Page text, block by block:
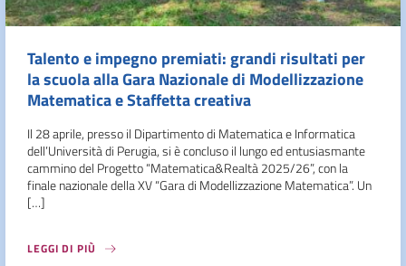
Talento e impegno premiati: grandi risultati per
la scuola alla Gara Nazionale di Modellizzazione
Matematica e Staffetta creativa
Il 28 aprile, presso il Dipartimento di Matematica e Informatica
dell’Università di Perugia, si è concluso il lungo ed entusiasmante
cammino del Progetto “Matematica&Realtà 2025/26”, con la
finale nazionale della XV “Gara di Modellizzazione Matematica”. Un
[…]
LEGGI DI PIÙ